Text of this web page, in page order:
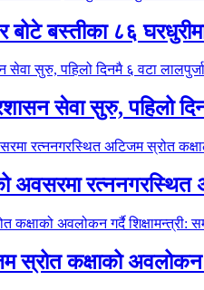
बस्तीका ८६
सेवा सुरु, पहिलो
अवसरमा
कक्षाको अवलोकन